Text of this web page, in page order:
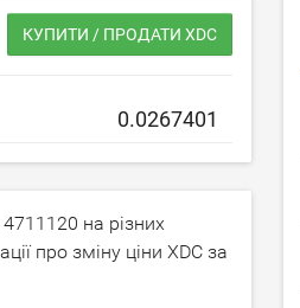
КУПИТИ / ПРОДАТИ XDC
4711120 на різних
про зміну ціни XDC за